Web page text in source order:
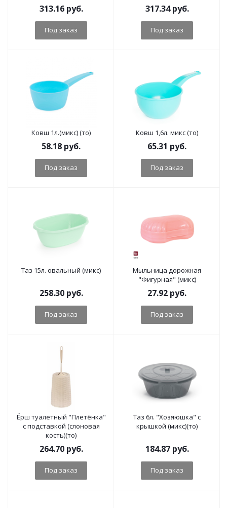
313.16руб.
Под заказ
317.34руб.
Под заказ
Ковш 1л.(микс) (то)
58.18 руб.
Под заказ
Ковш 1,6л. микс (то)
65.31 руб.
Под заказ
Таз 15л. овальный (микс)
258.30руб.
Под заказ
Мыльница дорожная
"Фигурная" (микс)
27.92 руб.
Под заказ
Ёрш туалетный "Плетёнка"
с подставкой (слоновая
кость)(то)
264.70руб.
Под заказ
Таз 6л. "Хозяюшка" с
крышкой (микс)(то)
184.87руб.
Под заказ